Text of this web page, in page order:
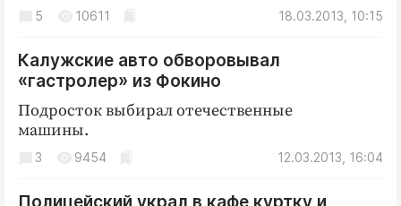
18.03.2013, 10:15
5 10611
Калужские авто обворовывал
«гастролер» из Фокино
Подросток выбирал отечественные
машины.
12.03.2013, 16:04
3 9454